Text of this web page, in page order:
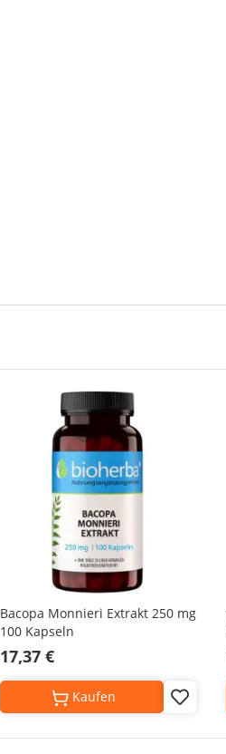
Bacopa Monnieri Extrakt 250 mg
100 Kapseln
17,37 €
Add
Wish
Kaufen